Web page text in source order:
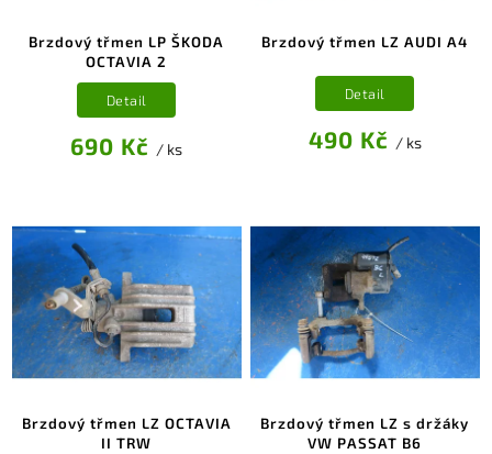
Brzdový třmen LP ŠKODA
OCTAVIA 2
690 Kč / ks
Detail
Brzdový třmen LZ AUDI A4
490 Kč / ks
Detail
Brzdový třmen LZ OCTAVIA
II TRW
Brzdový třmen LZ s držáky
VW PASSAT B6